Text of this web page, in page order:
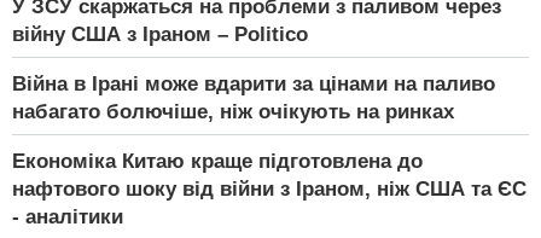
У ЗСУ скаржаться на проблеми з паливом через
війну США з Іраном – Politico
Війна в Ірані може вдарити за цінами на паливо
набагато болючіше, ніж очікують на ринках
Економіка Китаю краще підготовлена до
нафтового шоку від війни з Іраном, ніж США та ЄС
- аналітики